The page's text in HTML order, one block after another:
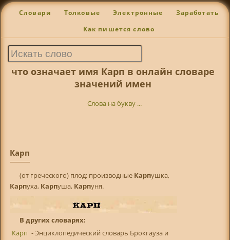
Словари Толковые Электронные Заработать
Как пишется слово
что означает имя Карп в онлайн словаре
значений имен
Слова на букву ...
Карп
(от греческого) плод; производные Карпушка,
Карпуха, Карпуша, Карпуня.
В других словарях:
Карп - Энциклопедический словарь Брокгауза и